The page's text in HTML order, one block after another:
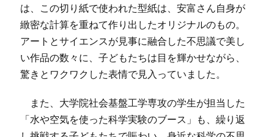
は、この切り紙で使われた型紙は、安富さん自身が
緻密な計算を重ねて作り出したオリジナルのもの。
アートとサイエンスが見事に融合した不思議で美し
い作品の数々に、子どもたちは目を輝かせながら、
驚きとワクワクした表情で見入っていました。
また、大学院社会基盤工学専攻の学生が担当した
「水や空気を使った科学実験のブース」も、繰り返